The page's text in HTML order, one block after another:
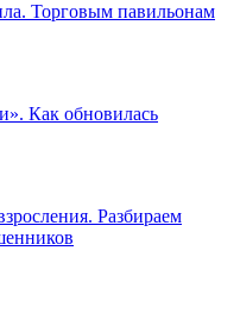
Торговым павильонам
Как обновилась
Разбираем